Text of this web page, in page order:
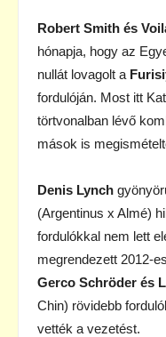
Robert Smith és
hónapja, hogy az
nullát lovagolt a
fordulóján. Most itt
törtvonalban lévő
mások is
Denis Lynch
(Argentinus x Almé)
fordulókkal nem lett
megrendezett 2012-
Gerco Schröder és
Chin) rövidebb
vették a vezetést.